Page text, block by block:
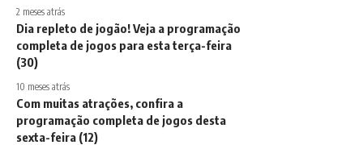
2 meses atrás
Dia repleto de jogão! Veja a programação
completa de jogos para esta terça-feira
(30)
10 meses atrás
Com muitas atrações, confira a
programação completa de jogos desta
sexta-feira (12)